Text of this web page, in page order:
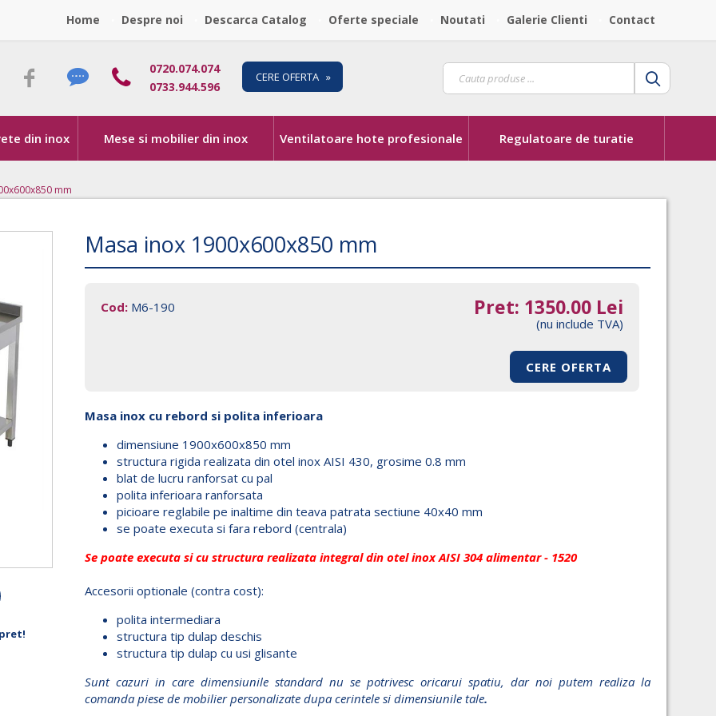
Home Despre noi Descarca Catalog Oferte speciale Noutati Galerie Clienti Contact
0720.074.074
0733.944.596
CERE OFERTA »
din inox Mese si mobilier din inox Ventilatoare hote profesionale Regulatoare de turatie
mm
Masa inox 1900x600x850 mm
Pret: 1350.00 Lei
(nu include TVA)
Cod: M6-190
CERE OFERTA
Masa inox cu rebord si polita inferioara
dimensiune 1900x600x850 mm
structura rigida realizata din otel inox AISI 430, grosime 0.8 mm
blat de lucru ranforsat cu pal
polita inferioara ranforsata
picioare reglabile pe inaltime din teava patrata sectiune 40x40 mm
se poate executa si fara rebord (centrala)
Se poate executa si cu structura realizata integral din otel inox AISI 304 alimentar - 1520
Accesorii optionale (contra cost):
polita intermediara
structura tip dulap deschis
structura tip dulap cu usi glisante
Sunt cazuri in care dimensiunile standard nu se potrivesc oricarui spatiu, dar noi putem realiza la
comanda piese de mobilier personalizate dupa cerintele si dimensiunile tale.